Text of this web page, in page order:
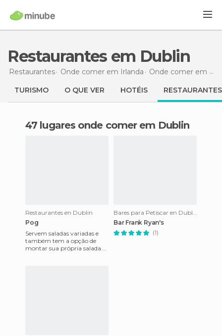
Restaurantes em Dublin
Restaurantes Onde comer em Irlanda Onde comer em Dublin
TURISMO O QUE VER HOTÉIS RESTAURANTES
47 lugares onde comer em Dublin
Restaurantes en Dublin
Pog
Servem saladas variadas e
também tem a opção de
montar sua própria salada.
Bares para Petiscar en Dublin
Bar Frank Ryan's
(1)